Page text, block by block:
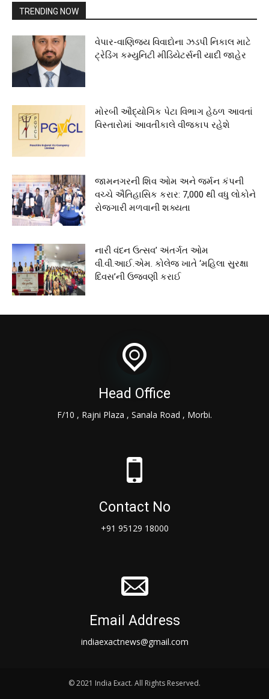
TRENDING NOW
વેપાર-વાણિજ્ય વિવાદોના ઝડપી નિકાલ માટે
ટ્રેડિંગ કમ્યુનિટી મીડિયેટર્સની યાદી જાહેર
મોરબી ઔદ્યોગિક પેટા વિભાગ હેઠળ આવતાં
વિસ્તારોમાં આવતીકાલે વીજકાપ રહેશે
જામનગરની શિવ ઓમ અને જર્મન કંપની
વચ્ચે ઐતિહાસિક કરાર: 7,000 થી વધુ લોકોને
રોજગારી મળવાની શક્યતા
નારી વંદન ઉત્સવ’ અંતર્ગત ઓમ
વી.વી.આઈ.એમ. કોલેજ ખાતે ‘મહિલા સુરક્ષા
દિવસ’ની ઉજવણી કરાઈ
Head Office
F/10 , Rajni Plaza , Sanala Road , Morbi.
Contact No
+91 95129 18000
Email Address
indiaexactnews@gmail.com
© 2021 India Exact. All Rights Reserved.